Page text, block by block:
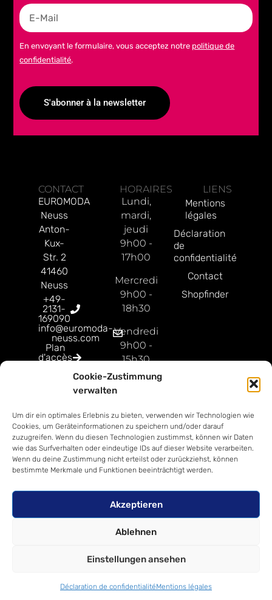
Cookie-Zustimmung
verwalten
Um dir ein optimales Erlebnis zu bieten, verwenden wir Technologien wie
Cookies, um Geräteinformationen zu speichern und/oder darauf
zuzugreifen. Wenn du diesen Technologien zustimmst, können wir Daten
wie das Surfverhalten oder eindeutige IDs auf dieser Website verarbeiten.
Wenn du deine Zustimmung nicht erteilst oder zurückziehst, können
bestimmte Merkmale und Funktionen beeinträchtigt werden.
Akzeptieren
Ablehnen
Einstellungen ansehen
Déclaration de confidentialitéMentions légales
En envoyant le formulaire, vous acceptez notre politique de
confidentialité.
S'abonner à la newsletter
CONTACT
EUROMODA
Neuss
Anton-
Kux-
Str. 2
41460
Neuss
+49-
2131-
169090
info@euromoda-
neuss.com
Plan
d'accès
HORAIRES
Lundi,
mardi,
jeudi
9h00 -
17h00
Mercredi
9h00 -
18h30
Vendredi
9h00 -
15h30
Dimanche
9h00 -
18h00
LIENS
Mentions
légales
Déclaration
de
confidentialité
Contact
Shopfinder